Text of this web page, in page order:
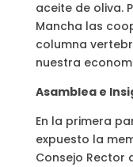
aceite de oliva.
Mancha las
columna
nuestra
Asamblea e
En la primera
expuesto la
Consejo Rector